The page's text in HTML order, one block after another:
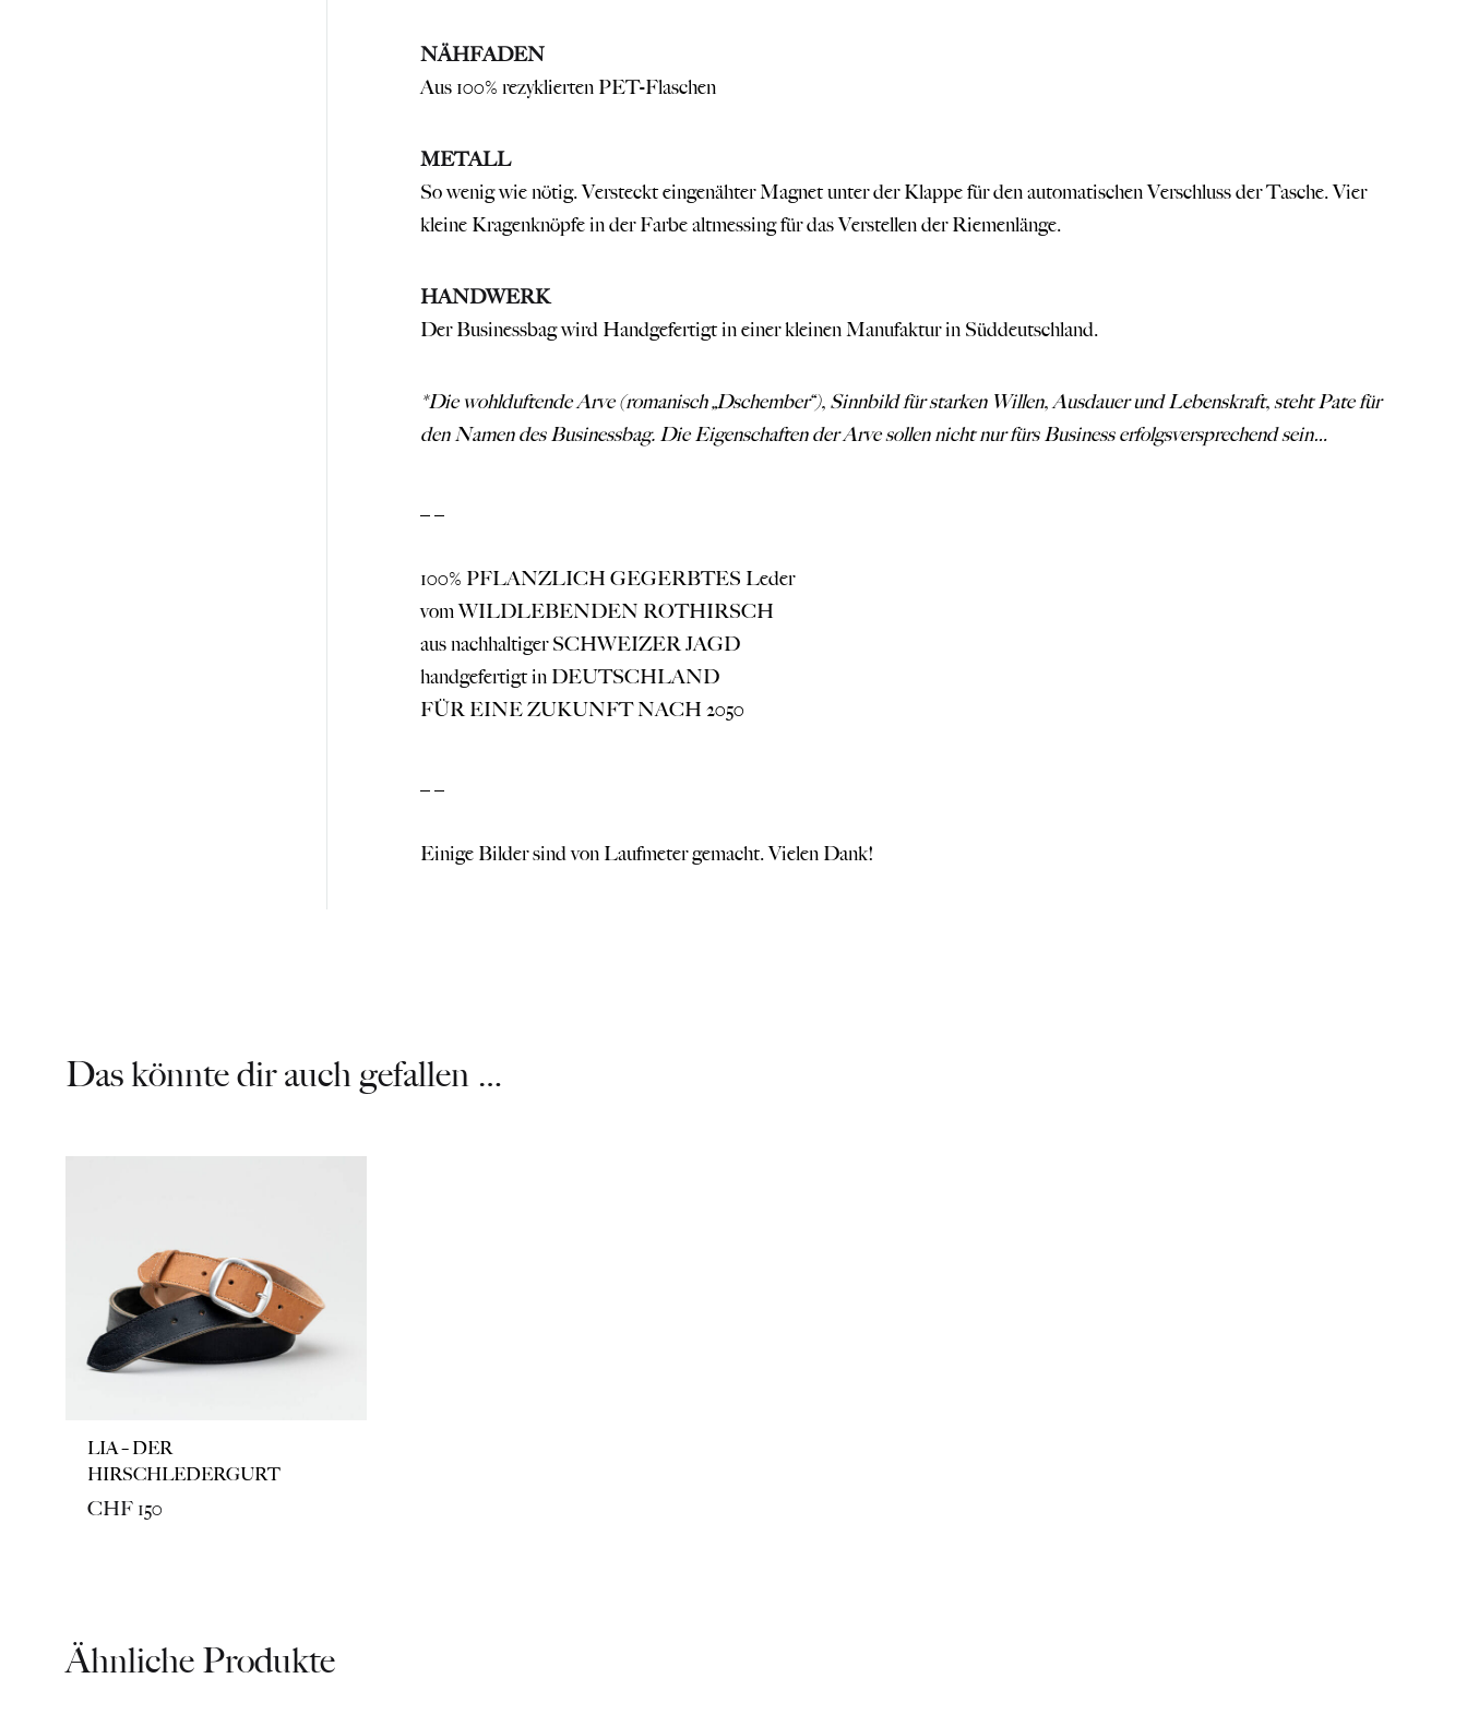
NÄHFADEN
Aus 100% rezyklierten PET-Flaschen
METALL
So wenig wie nötig. Versteckt eingenähter Magnet unter der Klappe für den automatischen Verschluss der Tasche. Vier
kleine Kragenknöpfe in der Farbe altmessing für das Verstellen der Riemenlänge.
HANDWERK
Der Businessbag wird Handgefertigt in einer kleinen Manufaktur in Süddeutschland.
*Die wohlduftende Arve (romanisch „Dschember“), Sinnbild für starken Willen, Ausdauer und Lebenskraft, steht Pate für
den Namen des Businessbag. Die Eigenschaften der Arve sollen nicht nur fürs Business erfolgsversprechend sein…
100% PFLANZLICH GEGERBTES Leder
vom WILDLEBENDEN ROTHIRSCH
aus nachhaltiger SCHWEIZER JAGD
handgefertigt in DEUTSCHLAND
FÜR EINE ZUKUNFT NACH 2050
Einige Bilder sind von Laufmeter gemacht. Vielen Dank!
Das könnte dir auch gefallen …
LIA – DER
HIRSCHLEDERGURT
CHF 150
Ähnliche Produkte